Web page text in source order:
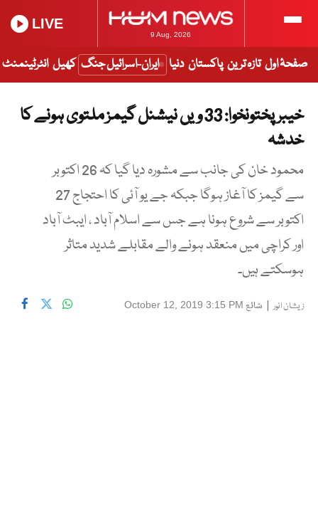
9 Aug, 2026
LIVE
صفحۂ اول تازہ ترین پاکستان دنیا ایران-اسرائیل جنگ کھیل انٹرٹینمنٹ
خیبر پختونخوا: 33 ویں نیشنل گیمز ملتوی ہونے کا
خدشہ
محمود خان کی جانب سے مشورہ دیا گیا کہ 26 اکتوبر
سے گیمز کا آغاز ہوگا جبکہ جے یو آئی کا احتجاج 27
اکتوبر سے شروع ہونا ہے جس سے اسلام آباد ، ایبٹ آباد
اور کراچی میں منعقد ہونے والے مقابلے شدید متاثر
ہوسکتے ہیں۔
زیشان انور| شائع October 12, 2019 3:15 PM